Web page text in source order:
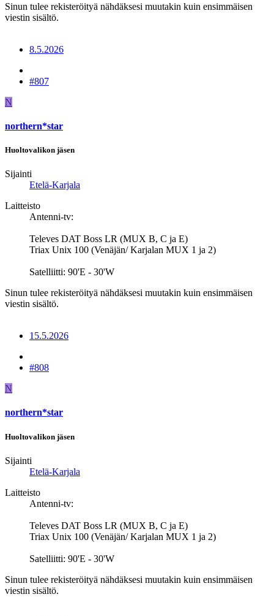
Sinun tulee rekisteröityä nähdäksesi muutakin kuin ensimmäisen
viestin sisältö.
8.5.2026
#807
N
northern*star
Huoltovalikon jäsen
Sijainti
Etelä-Karjala
Laitteisto
Antenni-tv:
Televes DAT Boss LR (MUX B, C ja E)
Triax Unix 100 (Venäjän/ Karjalan MUX 1 ja 2)
Satelliitti: 90'E - 30'W
Sinun tulee rekisteröityä nähdäksesi muutakin kuin ensimmäisen
viestin sisältö.
15.5.2026
#808
N
northern*star
Huoltovalikon jäsen
Sijainti
Etelä-Karjala
Laitteisto
Antenni-tv:
Televes DAT Boss LR (MUX B, C ja E)
Triax Unix 100 (Venäjän/ Karjalan MUX 1 ja 2)
Satelliitti: 90'E - 30'W
Sinun tulee rekisteröityä nähdäksesi muutakin kuin ensimmäisen
viestin sisältö.